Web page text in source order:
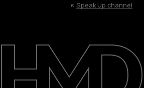
حول
الدعم
Speak Up channel